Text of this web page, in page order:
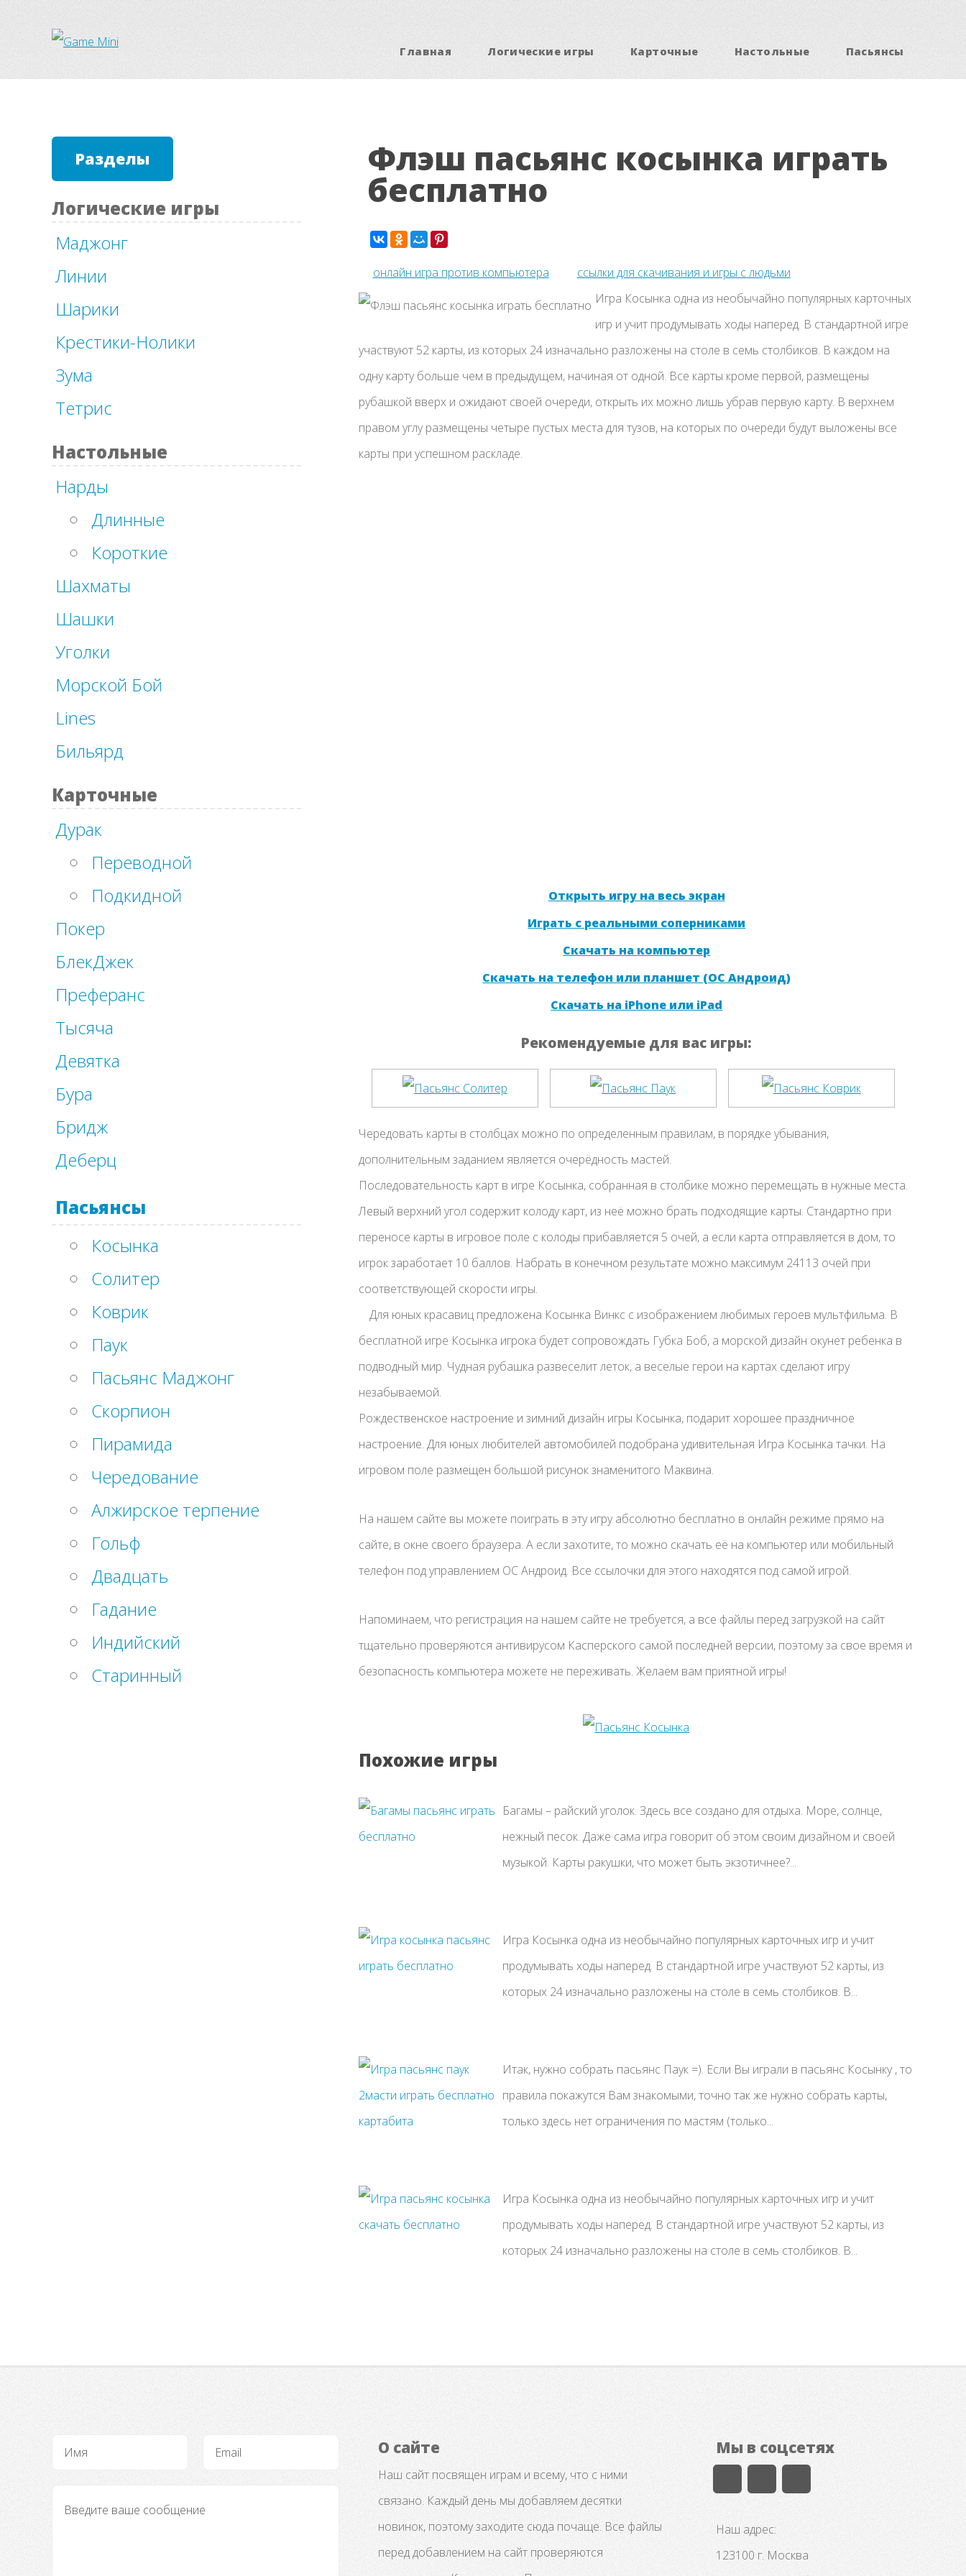
Главная Логические игры Карточные Настольные Пасьянсы
Разделы
Логические игры
Маджонг
Линии
Шарики
Крестики-Нолики
Зума
Тетрис
Настольные
Нарды
Длинные
Короткие
Шахматы
Шашки
Уголки
Морской Бой
Lines
Бильярд
Карточные
Дурак
Переводной
Подкидной
Покер
БлекДжек
Преферанс
Тысяча
Девятка
Бура
Бридж
Деберц
Пасьянсы
Косынка
Солитер
Коврик
Паук
Пасьянс Маджонг
Скорпион
Пирамида
Чередование
Алжирское терпение
Гольф
Двадцать
Гадание
Индийский
Старинный
Флэш пасьянс косынка играть
бесплатно
онлайн игра против компьютера
ссылки для скачивания и игры с людьми
Игра Косынка одна из необычайно популярных карточных
игр и учит продумывать ходы наперед. В стандартной игре
участвуют 52 карты, из которых 24 изначально разложены на столе в семь столбиков. В каждом на
одну карту больше чем в предыдущем, начиная от одной. Все карты кроме первой, размещены
рубашкой вверх и ожидают своей очереди, открыть их можно лишь убрав первую карту. В верхнем
правом углу размещены четыре пустых места для тузов, на которых по очереди будут выложены все
карты при успешном раскладе.
Открыть игру на весь экран
Играть с реальными соперниками
Скачать на компьютер
Скачать на телефон или планшет (ОС Андроид)
Скачать на iPhone или iPad
Рекомендуемые для вас игры:
Чередовать карты в столбцах можно по определенным правилам, в порядке убывания,
дополнительным заданием является очерёдность мастей.
Последовательность карт в игре Косынка, собранная в столбике можно перемещать в нужные места.
Левый верхний угол содержит колоду карт, из неё можно брать подходящие карты. Стандартно при
переносе карты в игровое поле с колоды прибавляется 5 очей, а если карта отправляется в дом, то
игрок заработает 10 баллов. Набрать в конечном результате можно максимум 24113 очей при
соответствующей скорости игры.
Для юных красавиц предложена Косынка Винкс с изображением любимых героев мультфильма. В
бесплатной игре Косынка игрока будет сопровождать Губка Боб, а морской дизайн окунет ребенка в
подводный мир. Чудная рубашка развеселит леток, а веселые герои на картах сделают игру
незабываемой.
Рождественское настроение и зимний дизайн игры Косынка, подарит хорошее праздничное
настроение. Для юных любителей автомобилей подобрана удивительная Игра Косынка тачки. На
игровом поле размещен большой рисунок знаменитого Маквина.
На нашем сайте вы можете поиграть в эту игру абсолютно бесплатно в онлайн режиме прямо на
сайте, в окне своего браузера. А если захотите, то можно скачать её на компьютер или мобильный
телефон под управлением ОС Андроид. Все ссылочки для этого находятся под самой игрой.
Напоминаем, что регистрация на нашем сайте не требуется, а все файлы перед загрузкой на сайт
тщательно проверяются антивирусом Касперского самой последней версии, поэтому за свое время и
безопасность компьютера можете не переживать. Желаем вам приятной игры!
Похожие игры
Багамы – райский уголок. Здесь все создано для отдыха. Море, солнце,
нежный песок. Даже сама игра говорит об этом своим дизайном и своей
музыкой. Карты ракушки, что может быть экзотичнее?...
Игра Косынка одна из необычайно популярных карточных игр и учит
продумывать ходы наперед. В стандартной игре участвуют 52 карты, из
которых 24 изначально разложены на столе в семь столбиков. В...
Итак, нужно собрать пасьянс Паук =). Если Вы играли в пасьянс Косынку , то
правила покажутся Вам знакомыми, точно так же нужно собрать карты,
только здесь нет ограничения по мастям (только...
Игра Косынка одна из необычайно популярных карточных игр и учит
продумывать ходы наперед. В стандартной игре участвуют 52 карты, из
которых 24 изначально разложены на столе в семь столбиков. В...
О сайте
Наш сайт посвящен играм и всему, что с ними
связано. Каждый день мы добавляем десятки
новинок, поэтому заходите сюда почаще. Все файлы
перед добавлением на сайт проверяются
Мы в соцсетях
Наш адрес:
123100 г. Москва